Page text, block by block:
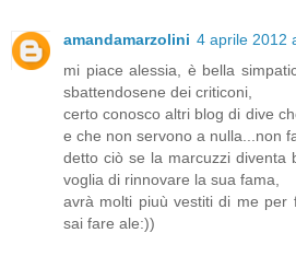
amandamarzolini 4 aprile 2012
mi piace alessia, è bella
sbattendosene dei criticoni,
certo conosco altri blog di dive
e che non servono a nulla...non
detto ciò se la marcuzzi diventa
voglia di rinnovare la sua fama,
avrà molti piuù vestiti di me per
sai fare ale:))